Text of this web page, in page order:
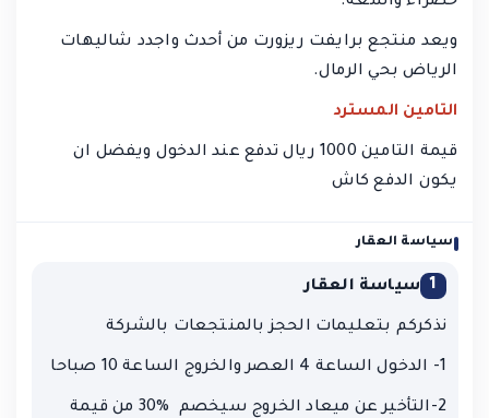
ويعد منتجع برايفت ريزورت من أحدث واجدد شاليهات
الرياض بحي الرمال.
التامين المسترد
قيمة التامين 1000 ريال تدفع عند الدخول ويفضل ان
يكون الدفع كاش
سياسة العقار
1 سياسة العقار
نذكركم بتعليمات الحجز بالمنتجعات بالشركة
1- الدخول الساعة 4 العصر والخروج الساعة 10 صباحا
2-التأخير عن ميعاد الخروج سيخصم %30 من قيمة